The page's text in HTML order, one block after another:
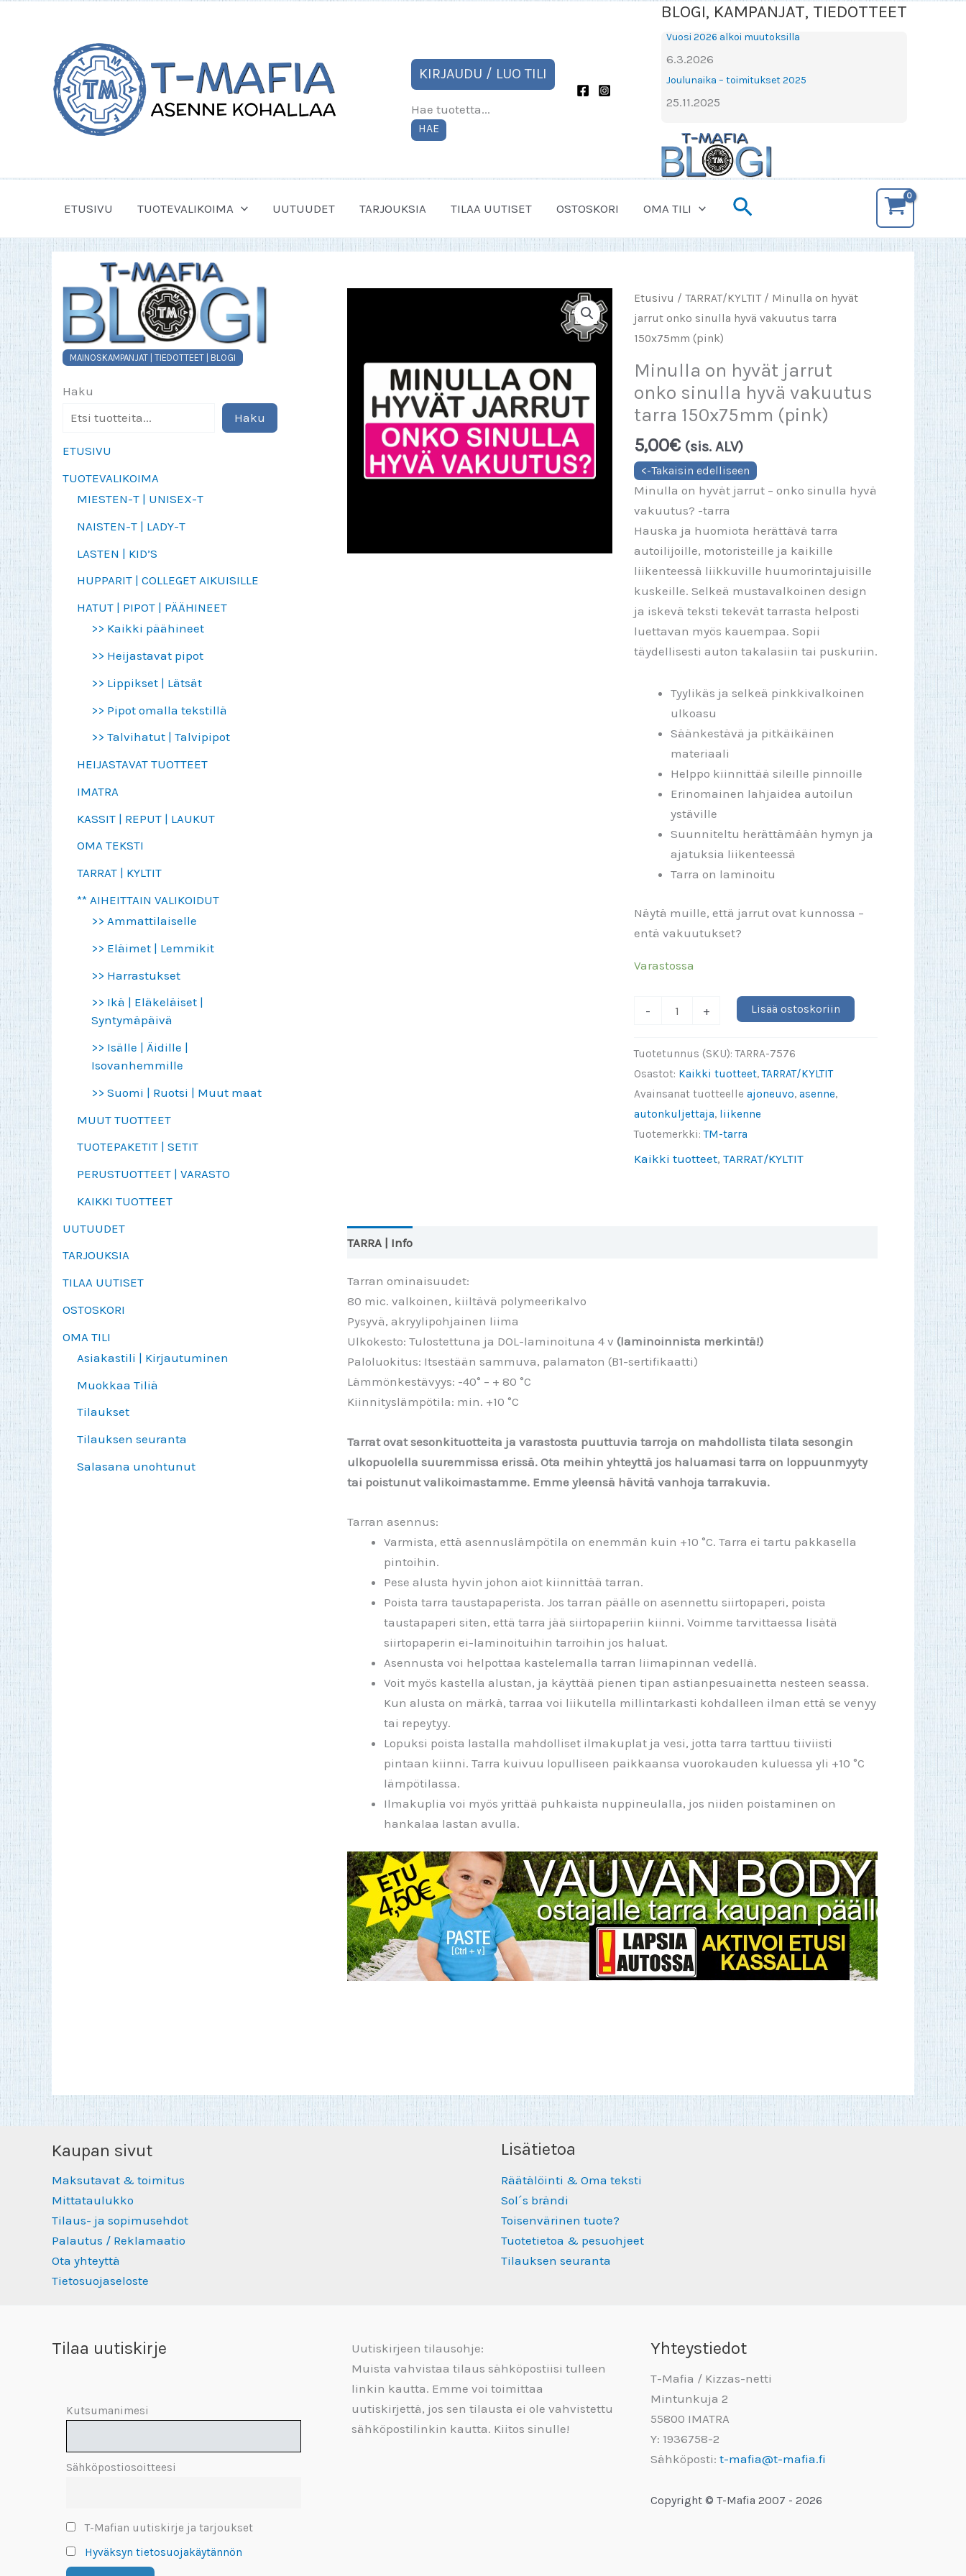
KIRJAUDU / LUO TILI
Hae tuotetta...
HAE
BLOGI, KAMPANJAT, TIEDOTTEET
Vuosi 2026 alkoi muutoksilla
6.3.2026
Joulunaika – toimitukset 2025
25.11.2025
ETUSIVU TUOTEVALIKOIMA UUTUUDET TARJOUKSIA TILAA UUTISET OSTOSKORI OMA TILI Hae
MAINOSKAMPANJAT | TIEDOTTEET | BLOGI
Haku
Haku
ETUSIVU
TUOTEVALIKOIMA
MIESTEN-T | UNISEX-T
NAISTEN-T | LADY-T
LASTEN | KID’S
HUPPARIT | COLLEGET AIKUISILLE
HATUT | PIPOT | PÄÄHINEET
>> Kaikki päähineet
>> Heijastavat pipot
>> Lippikset | Lätsät
>> Pipot omalla tekstillä
>> Talvihatut | Talvipipot
HEIJASTAVAT TUOTTEET
IMATRA
KASSIT | REPUT | LAUKUT
OMA TEKSTI
TARRAT | KYLTIT
** AIHEITTAIN VALIKOIDUT
>> Ammattilaiselle
>> Eläimet | Lemmikit
>> Harrastukset
>> Ikä | Eläkeläiset |
Syntymäpäivä
>> Isälle | Äidille |
Isovanhemmille
>> Suomi | Ruotsi | Muut maat
MUUT TUOTTEET
TUOTEPAKETIT | SETIT
PERUSTUOTTEET | VARASTO
KAIKKI TUOTTEET
UUTUUDET
TARJOUKSIA
TILAA UUTISET
OSTOSKORI
OMA TILI
Asiakastili | Kirjautuminen
Muokkaa Tiliä
Tilaukset
Tilauksen seuranta
Salasana unohtunut
Etusivu / TARRAT/KYLTIT/ Minulla on hyvät
jarrut onko sinulla hyvä vakuutus tarra
150x75mm (pink)
Minulla on hyvät jarrut
onko sinulla hyvä vakuutus
tarra 150x75mm (pink)
5,00€ (sis. ALV)
Minulla on hyvät jarrut – onko sinulla hyvä
vakuutus? -tarra
Hauska ja huomiota herättävä tarra
autoilijoille, motoristeille ja kaikille
liikenteessä liikkuville huumorintajuisille
kuskeille. Selkeä mustavalkoinen design
ja iskevä teksti tekevät tarrasta helposti
luettavan myös kauempaa. Sopii
täydellisesti auton takalasiin tai puskuriin.
Tyylikäs ja selkeä pinkkivalkoinen
ulkoasu
Säänkestävä ja pitkäikäinen
materiaali
Helppo kiinnittää sileille pinnoille
Erinomainen lahjaidea autoilun
ystäville
Suunniteltu herättämään hymyn ja
ajatuksia liikenteessä
Tarra on laminoitu
Näytä muille, että jarrut ovat kunnossa –
entä vakuutukset?
Varastossa
-
Minulla
onko
sinulla
tarra
+ Lisää ostoskoriin
Tuotetunnus (SKU):TARRA-7576
Osastot: Kaikki tuotteet,TARRAT/KYLTIT
Avainsanat tuotteelle ajoneuvo, asenne,
autonkuljettaja, liikenne
Tuotemerkki:TM-tarra
Kaikki tuotteet, TARRAT/KYLTIT
TARRA | Info
Tarran ominaisuudet:
80 mic. valkoinen, kiiltävä polymeerikalvo
Pysyvä, akryylipohjainen liima
Ulkokesto: Tulostettuna ja DOL-laminoituna 4 v (laminoinnista merkintä!)
Paloluokitus: Itsestään sammuva, palamaton (B1-sertifikaatti)
Lämmönkestävyys: -40° – + 80 °C
Kiinnityslämpötila: min. +10 °C
Tarrat ovat sesonkituotteita ja varastosta puuttuvia tarroja on mahdollista tilata sesongin
ulkopuolella suuremmissa erissä. Ota meihin yhteyttä jos haluamasi tarra on loppuunmyyty
tai poistunut valikoimastamme. Emme yleensä hävitä vanhoja tarrakuvia.
Tarran asennus:
Varmista, että asennuslämpötila on enemmän kuin +10 °C. Tarra ei tartu pakkasella
pintoihin.
Pese alusta hyvin johon aiot kiinnittää tarran.
Poista tarra taustapaperista. Jos tarran päälle on asennettu siirtopaperi, poista
taustapaperi siten, että tarra jää siirtopaperiin kiinni. Voimme tarvittaessa lisätä
siirtopaperin ei-laminoituihin tarroihin jos haluat.
Asennusta voi helpottaa kastelemalla tarran liimapinnan vedellä.
Voit myös kastella alustan, ja käyttää pienen tipan astianpesuainetta nesteen seassa.
Kun alusta on märkä, tarraa voi liikutella millintarkasti kohdalleen ilman että se venyy
tai repeytyy.
Lopuksi poista lastalla mahdolliset ilmakuplat ja vesi, jotta tarra tarttuu tiiviisti
pintaan kiinni. Tarra kuivuu lopulliseen paikkaansa vuorokauden kuluessa yli +10 °C
lämpötilassa.
Ilmakuplia voi myös yrittää puhkaista nuppineulalla, jos niiden poistaminen on
hankalaa lastan avulla.
Kaupan sivut
Maksutavat & toimitus
Mittataulukko
Tilaus- ja sopimusehdot
Palautus / Reklamaatio
Ota yhteyttä
Tietosuojaseloste
Lisätietoa
Räätälöinti & Oma teksti
Sol´s brändi
Toisenvärinen tuote?
Tuotetietoa & pesuohjeet
Tilauksen seuranta
Tilaa uutiskirje
Kutsumanimesi
Sähköpostiosoitteesi
T-Mafian uutiskirje ja tarjoukset
Hyväksyn tietosuojakäytännön
Uutiskirjeen tilausohje:
Muista vahvistaa tilaus sähköpostiisi tulleen
linkin kautta. Emme voi toimittaa
uutiskirjettä, jos sen tilausta ei ole vahvistettu
sähköpostilinkin kautta. Kiitos sinulle!
Yhteystiedot
T-Mafia / Kizzas-netti
Mintunkuja 2
55800 IMATRA
Y: 1936758-2
Sähköposti:t-mafia@t-mafia.fi
Copyright © T-Mafia 2007 - 2026